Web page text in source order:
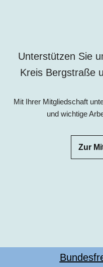
Unterstützen Sie
Kreis Bergstraße
Mit Ihrer Mitgliedschaft
und wichtige
Zur